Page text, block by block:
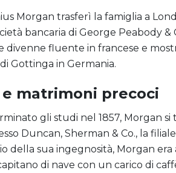
Morgan trasferì la famiglia a
bancaria di George Peabody
divenne fluente in francese e
Gottinga in Germania.
e matrimoni precoci
gli studi nel 1857, Morgan
Duncan, Sherman & Co., la
della sua ingegnosità, Morgan
di nave con un carico di